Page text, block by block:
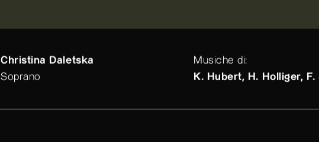
Christina Daletska
Soprano
Musiche di:
K. Hubert, H. Holliger,